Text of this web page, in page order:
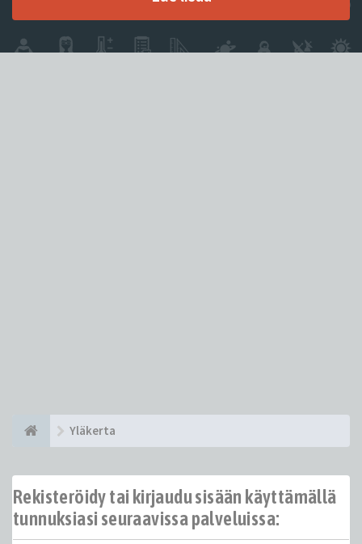
Yläkerta
Rekisteröidy tai kirjaudu sisään käyttämällä
tunnuksiasi seuraavissa palveluissa: